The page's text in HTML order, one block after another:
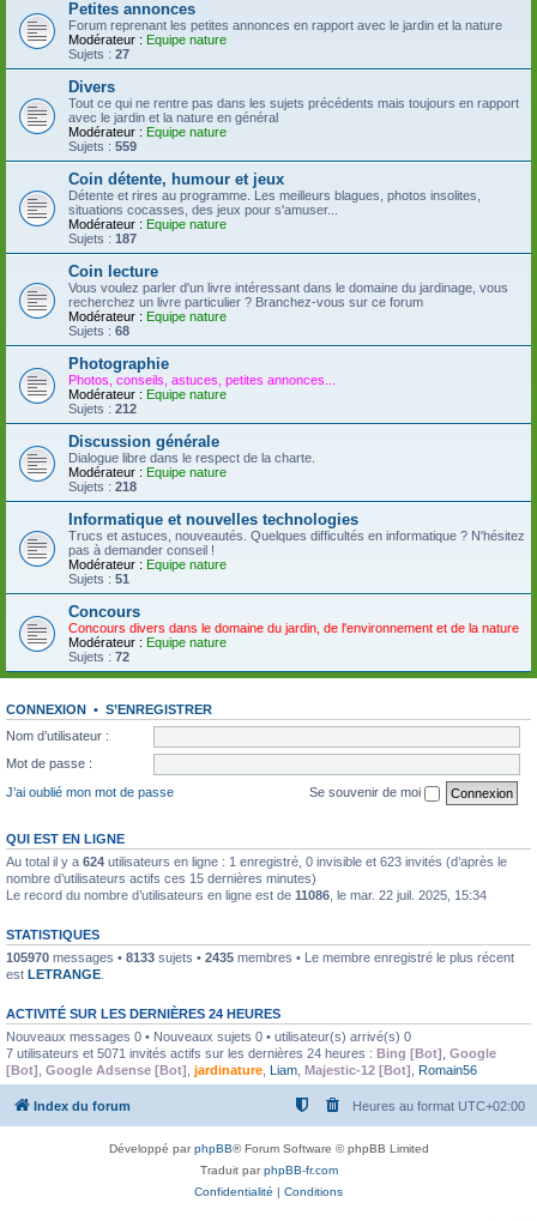
Petites annonces
Forum reprenant les petites annonces en rapport avec le jardin et la nature
Modérateur : Equipe nature
Sujets : 27
Divers
Tout ce qui ne rentre pas dans les sujets précédents mais toujours en rapport
avec le jardin et la nature en général
Modérateur : Equipe nature
Sujets : 559
Coin détente, humour et jeux
Détente et rires au programme. Les meilleurs blagues, photos insolites,
situations cocasses, des jeux pour s'amuser...
Modérateur : Equipe nature
Sujets : 187
Coin lecture
Vous voulez parler d'un livre intéressant dans le domaine du jardinage, vous
recherchez un livre particulier ? Branchez-vous sur ce forum
Modérateur : Equipe nature
Sujets : 68
Photographie
Photos, conseils, astuces, petites annonces...
Modérateur : Equipe nature
Sujets : 212
Discussion générale
Dialogue libre dans le respect de la charte.
Modérateur : Equipe nature
Sujets : 218
Informatique et nouvelles technologies
Trucs et astuces, nouveautés. Quelques difficultés en informatique ? N'hésitez
pas à demander conseil !
Modérateur : Equipe nature
Sujets : 51
Concours
Concours divers dans le domaine du jardin, de l'environnement et de la nature
Modérateur : Equipe nature
Sujets : 72
CONNEXION • S’ENREGISTRER
Nom d’utilisateur :
Mot de passe :
J’ai oublié mon mot de passe
Se souvenir de moi
QUI EST EN LIGNE
Au total il y a 624 utilisateurs en ligne : 1 enregistré, 0 invisible et 623 invités (d’après le
nombre d’utilisateurs actifs ces 15 dernières minutes)
Le record du nombre d’utilisateurs en ligne est de 11086 , le mar. 22 juil. 2025, 15:34
STATISTIQUES
105970 messages • 8133 sujets • 2435 membres • Le membre enregistré le plus récent
est LETRANGE
ACTIVITÉ SUR LES DERNIÈRES 24 HEURES
Nouveaux messages 0 • Nouveaux sujets 0 • utilisateur(s) arrivé(s) 0
7 utilisateurs et 5071 invités actifs sur les dernières 24 heures : Bing [Bot] Google
[Bot] Google Adsense [Bot] jardinature Liam Majestic-12 [Bot] Romain56
Index du forum Heures au format UTC+02:00
Développé parphpBB® Forum Software © phpBB Limited
Traduit parphpBB-fr.com
Confidentialité | Conditions